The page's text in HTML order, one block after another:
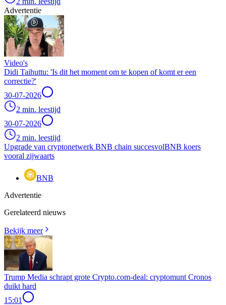
Advertentie
Video's
Didi Taihuttu: 'Is dit het moment om te kopen of komt er een
correctie?'
30-07-2026
2 min. leestijd
30-07-2026
2 min. leestijd
Upgrade van cryptonetwerk BNB chain succesvolBNB koers
vooral zijwaarts
BNB
Advertentie
Gerelateerd nieuws
Bekijk meer
Trump Media schrapt grote Crypto.com-deal: cryptomunt Cronos
duikt hard
15:01